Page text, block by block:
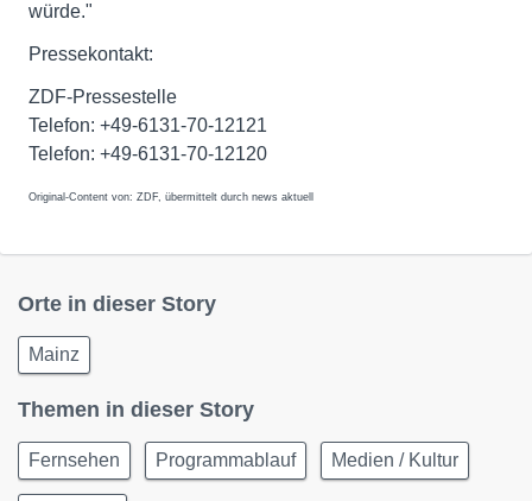
würde."
Pressekontakt:
ZDF-Pressestelle
Telefon: +49-6131-70-12121
Telefon: +49-6131-70-12120
Original-Content von: ZDF, übermittelt durch news aktuell
Orte in dieser Story
Mainz
Themen in dieser Story
Fernsehen Programmablauf Medien / Kultur